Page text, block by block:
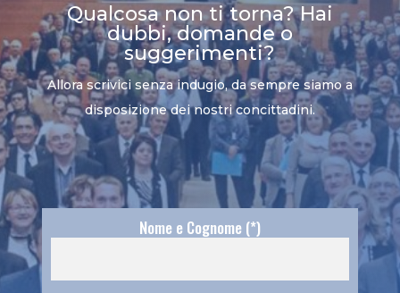
Qualcosa non ti torna? Hai
dubbi, domande o
suggerimenti?
Allora scrivici senza indugio, da sempre siamo a
disposizione dei nostri concittadini.
Nome e Cognome (*)